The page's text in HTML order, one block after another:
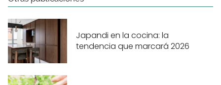
Japandi en la cocina: la
tendencia que marcará 2026